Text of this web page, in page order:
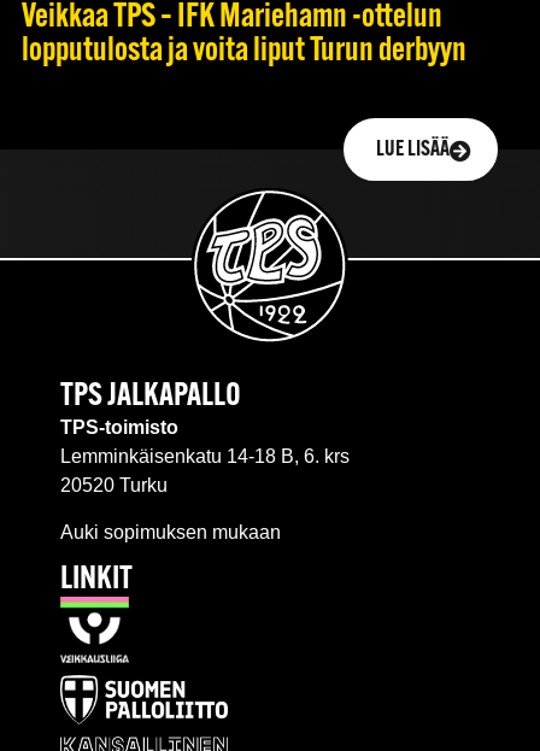
Veikkaa TPS – IFK Mariehamn -ottelun
lopputulosta ja voita liput Turun derbyyn
LUE LISÄÄ
TPS JALKAPALLO
TPS-toimisto
Lemminkäisenkatu 14-18 B, 6. krs
20520 Turku
Auki sopimuksen mukaan
LINKIT